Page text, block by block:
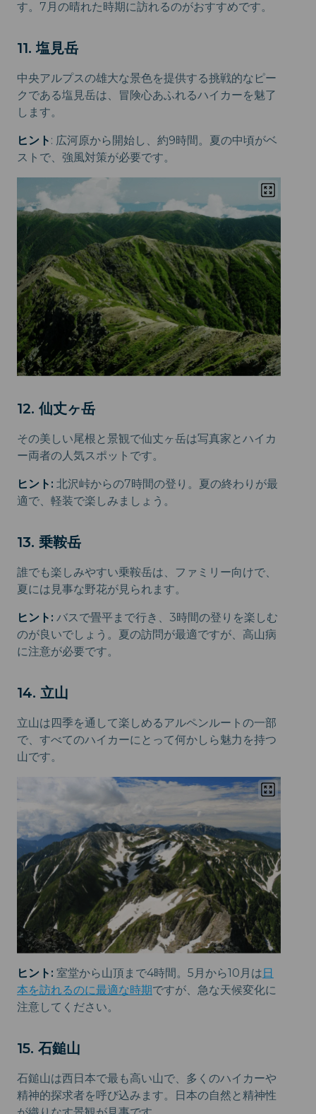
す。7月の晴れた時期に訪れるのがおすすめです。
11. 塩見岳
中央アルプスの雄大な景色を提供する挑戦的なピー
クである塩見岳は、冒険心あふれるハイカーを魅了
します。
ヒント : 広河原から開始し、約9時間。夏の中頃がベ
ストで、強風対策が必要です。
12. 仙丈ヶ岳
その美しい尾根と景観で仙丈ヶ岳は写真家とハイカ
ー両者の人気スポットです。
ヒント: 北沢峠からの7時間の登り。夏の終わりが最
適で、軽装で楽しみましょう。
13. 乗鞍岳
誰でも楽しみやすい乗鞍岳は、ファミリー向けで、
夏には見事な野花が見られます。
ヒント: バスで畳平まで行き、3時間の登りを楽しむ
のが良いでしょう。夏の訪問が最適ですが、高山病
に注意が必要です。
14. 立山
立山は四季を通して楽しめるアルペンルートの一部
で、すべてのハイカーにとって何かしら魅力を持つ
山です。
ヒント: 室堂から山頂まで4時間。5月から10月は日
本を訪れるのに最適な時期ですが、急な天候変化に
注意してください。
15. 石鎚山
石鎚山は西日本で最も高い山で、多くのハイカーや
精神的探求者を呼び込みます。日本の自然と精神性